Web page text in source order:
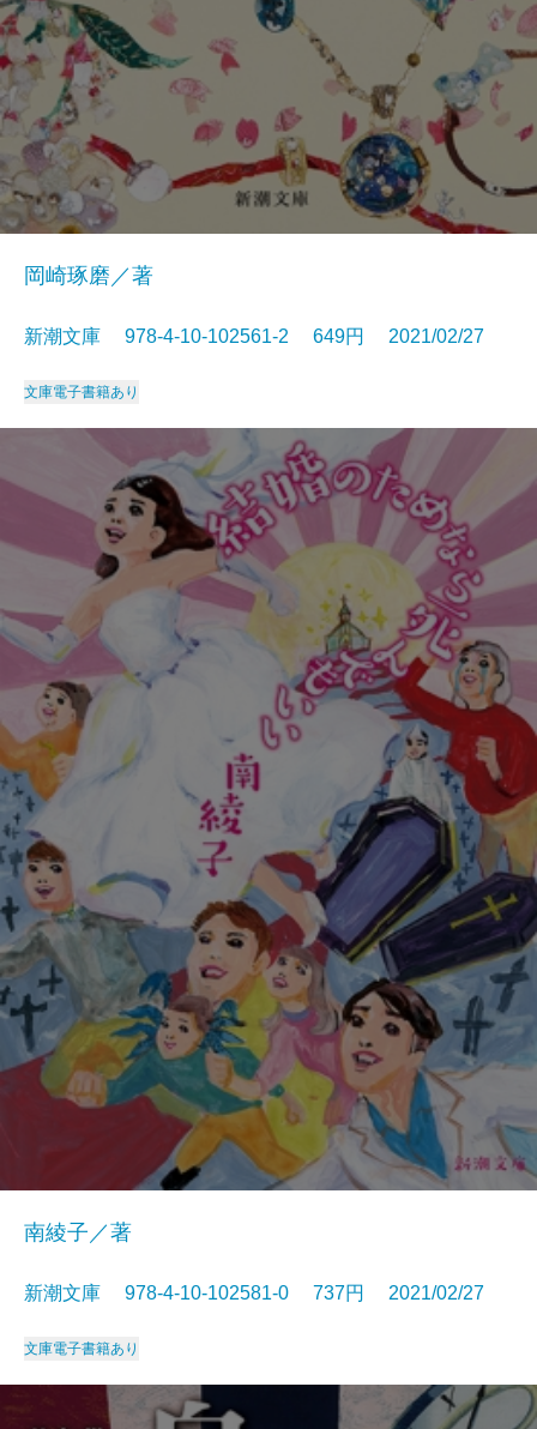
岡崎琢磨／著
新潮文庫 978-4-10-102561-2 649円 2021/02/27
文庫電子書籍あり
南綾子／著
新潮文庫 978-4-10-102581-0 737円 2021/02/27
文庫電子書籍あり